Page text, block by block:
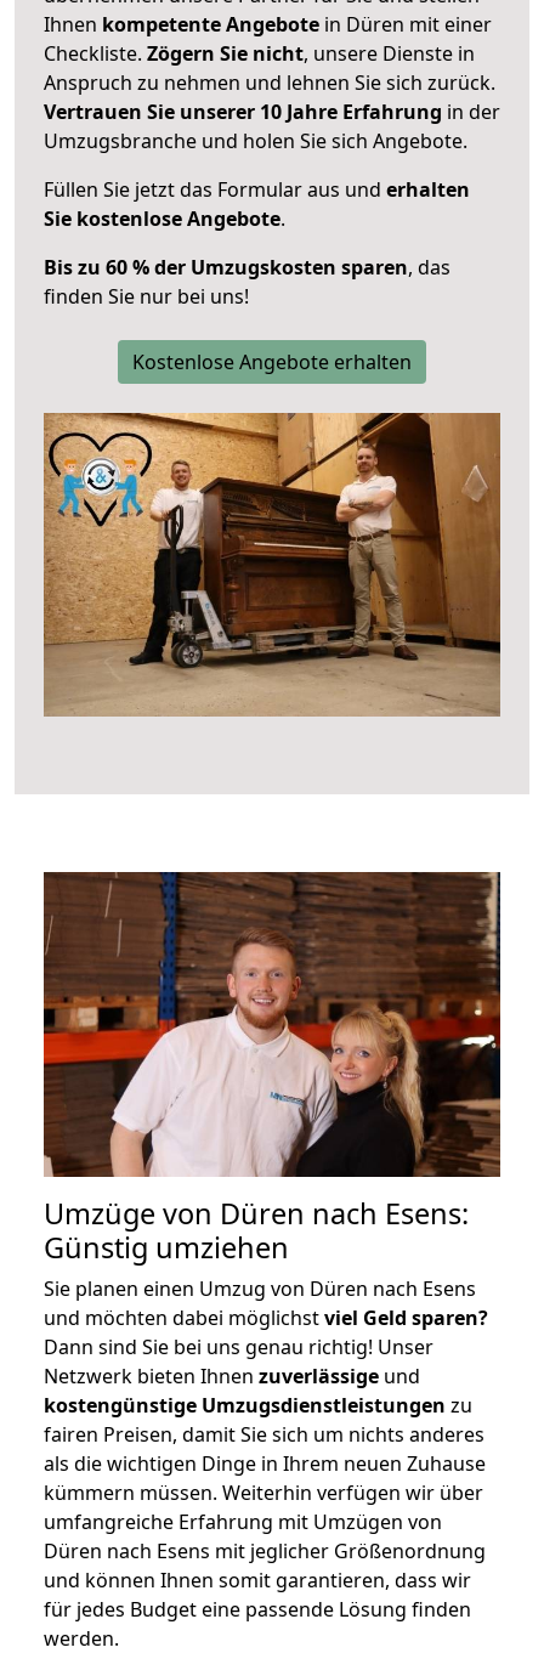
Ihnen kompetente Angebote in Düren mit einer
Checkliste. Zögern Sie nicht, unsere Dienste in
Anspruch zu nehmen und lehnen Sie sich zurück.
Vertrauen Sie unserer 10 Jahre Erfahrung in der
Umzugsbranche und holen Sie sich Angebote.
Füllen Sie jetzt das Formular aus und erhalten
Sie kostenlose Angebote.
Bis zu 60 % der Umzugskosten sparen, das
finden Sie nur bei uns!
Kostenlose Angebote erhalten
Umzüge von Düren nach Esens:
Günstig umziehen
Sie planen einen Umzug von Düren nach Esens
und möchten dabei möglichstviel Geld sparen?
Dann sind Sie bei uns genau richtig! Unser
Netzwerk bieten Ihnen zuverlässige und
kostengünstige Umzugsdienstleistungen zu
fairen Preisen, damit Sie sich um nichts anderes
als die wichtigen Dinge in Ihrem neuen Zuhause
kümmern müssen. Weiterhin verfügen wir über
umfangreiche Erfahrung mit Umzügen von
Düren nach Esens mit jeglicher Größenordnung
und können Ihnen somit garantieren, dass wir
für jedes Budget eine passende Lösung finden
werden.